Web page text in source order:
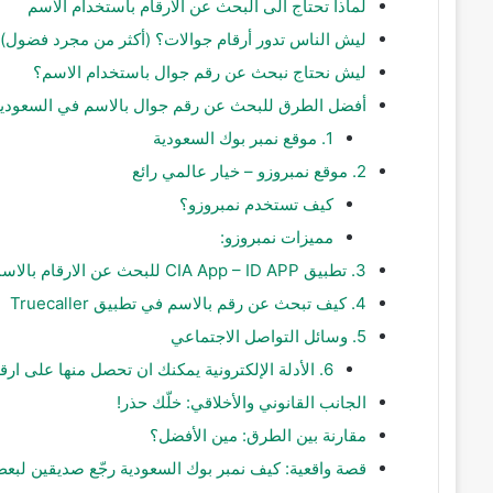
لماذا تحتاج الى البحث عن الارقام باستخدام الاسم
ليش الناس تدور أرقام جوالات؟ (أكثر من مجرد فضول)
ليش نحتاج نبحث عن رقم جوال باستخدام الاسم؟
أفضل الطرق للبحث عن رقم جوال بالاسم في
1. موقع نمبر بوك السعودية
2. موقع نمبروزو – خيار عالمي رائع
كيف تستخدم نمبروزو؟
مميزات نمبروزو:
3. تطبيق CIA App – ID APP للبحث عن الارقام بالاسماء
4. كيف تبحث عن رقم بالاسم في تطبيق Truecaller
5. وسائل التواصل الاجتماعي
6. الأدلة الإلكترونية يمكنك ان تحصل منها على ارقام هواتف
الجانب القانوني والأخلاقي: خلّك حذر!
مقارنة بين الطرق: مين الأفضل؟
قصة واقعية: كيف نمبر بوك السعودية رجّع صديقين